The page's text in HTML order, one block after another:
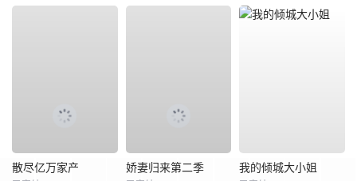
散尽亿万家产 娇妻归来第二季 我的倾城大小姐